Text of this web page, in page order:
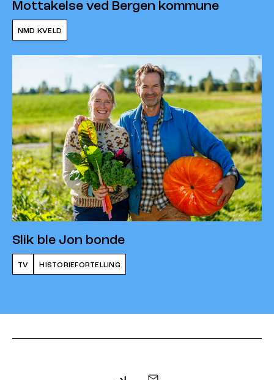
Mottakelse ved Bergen kommune
NMD KVELD
Slik ble Jon bonde
TV HISTORIEFORTELLING